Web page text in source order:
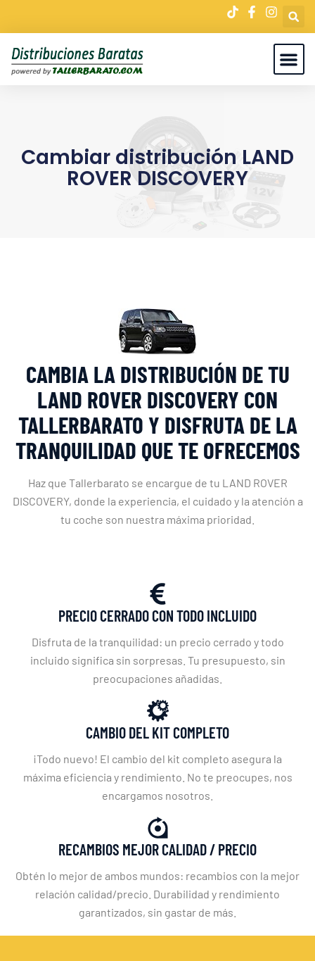
Cambiar distribución LAND
ROVER DISCOVERY
CAMBIA LA DISTRIBUCIÓN DE TU
LAND ROVER DISCOVERY CON
TALLERBARATO Y DISFRUTA DE LA
TRANQUILIDAD QUE TE OFRECEMOS
Haz que Tallerbarato se encargue de tu LAND ROVER
DISCOVERY, donde la experiencia, el cuidado y la atención a
tu coche son nuestra máxima prioridad.
PRECIO CERRADO CON TODO INCLUIDO
Disfruta de la tranquilidad: un precio cerrado y todo
incluido significa sin sorpresas. Tu presupuesto, sin
preocupaciones añadidas.
CAMBIO DEL KIT COMPLETO
¡Todo nuevo! El cambio del kit completo asegura la
máxima eficiencia y rendimiento. No te preocupes, nos
encargamos nosotros.
RECAMBIOS MEJOR CALIDAD / PRECIO
Obtén lo mejor de ambos mundos: recambios con la mejor
relación calidad/precio. Durabilidad y rendimiento
garantizados, sin gastar de más.